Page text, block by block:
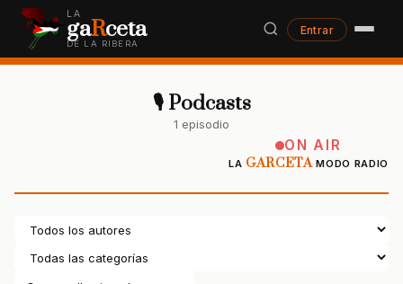
LA
gaRceta
DE LA RIBERA
Entrar
🎙 Podcasts
1 episodio
ON AIR
LA GARCETAMODO RADIO